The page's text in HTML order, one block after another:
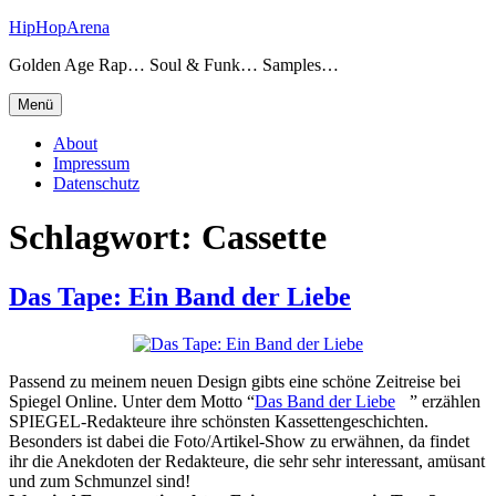
Zum
springen
HipHopArena
Golden Age Rap… Soul & Funk… Samples…
Menü
About
Impressum
Datenschutz
Schlagwort: Cassette
Das Tape: Ein Band der Liebe
Passend zu meinem neuen Design gibts eine schöne Zeitreise bei
Spiegel Online. Unter dem Motto “Das Band der Liebe
” erzählen
SPIEGEL-Redakteure ihre schönsten Kassettengeschichten.
Besonders ist dabei die Foto/Artikel-Show zu erwähnen, da findet
ihr die Anekdoten der Redakteure, die sehr sehr interessant, amüsant
und zum Schmunzel sind!